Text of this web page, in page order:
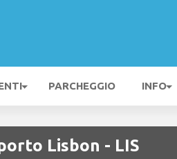
PARCHEGGIO INFO
Lisbon - LIS